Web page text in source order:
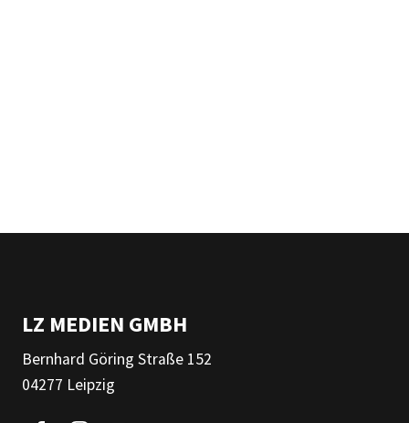
LZ MEDIEN GMBH
Bernhard Göring Straße 152
04277 Leipzig